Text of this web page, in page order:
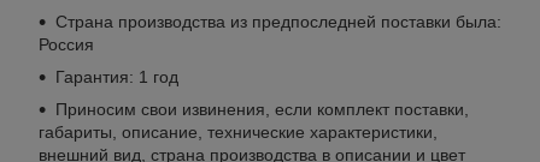
Страна производства из предпоследней поставки была:
Россия
Гарантия: 1 год
Приносим свои извинения, если комплект поставки,
габариты, описание, технические характеристики,
внешний вид, страна производства в описании и цвет